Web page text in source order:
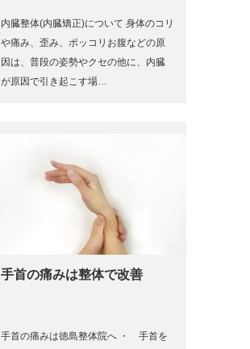
内臓整体(内臓矯正)について 身体のコリ
や痛み、歪み、ポッコリお腹などの原
因は、普段の姿勢やクセの他に、内臓
が原因で引き起こす場…
手首の痛みは整体で改善
手首の痛みは徳島整体院へ ・ 手首を